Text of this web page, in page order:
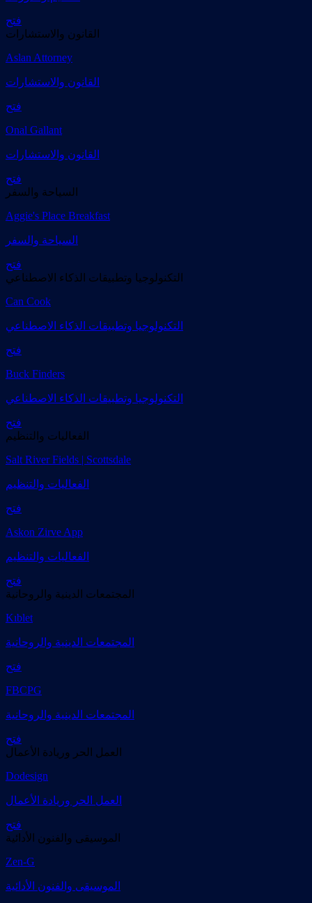
فتح
القانون والاستشارات
Aslan Attorney
القانون والاستشارات
فتح
Onal Gallant
القانون والاستشارات
فتح
السياحة والسفر
Aggie's Place Breakfast
السياحة والسفر
فتح
التكنولوجيا وتطبيقات الذكاء الاصطناعي
Can Cook
التكنولوجيا وتطبيقات الذكاء الاصطناعي
فتح
Buck Finders
التكنولوجيا وتطبيقات الذكاء الاصطناعي
فتح
الفعاليات والتنظيم
Salt River Fields | Scottsdale
الفعاليات والتنظيم
فتح
Askon Zirve App
الفعاليات والتنظيم
فتح
المجتمعات الدينية والروحانية
Kıblet
المجتمعات الدينية والروحانية
فتح
FBCPG
المجتمعات الدينية والروحانية
فتح
العمل الحر وريادة الأعمال
Dodesign
العمل الحر وريادة الأعمال
فتح
الموسيقى والفنون الأدائية
Zen-G
الموسيقى والفنون الأدائية